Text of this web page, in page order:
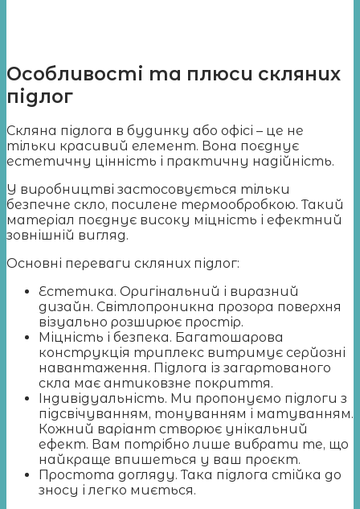
Особливості та плюси скляних
підлог
Скляна підлога в будинку або офісі – це не
тільки красивий елемент. Вона поєднує
естетичну цінність і практичну надійність.
У виробництві застосовується тільки
безпечне скло, посилене термообробкою. Такий
матеріал поєднує високу міцність і ефектний
зовнішній вигляд.
Основні переваги скляних підлог:
Естетика. Оригінальний і виразний
дизайн. Світлопроникна прозора поверхня
візуально розширює простір.
Міцність і безпека. Багатошарова
конструкція триплекс витримує серйозні
навантаження. Підлога із загартованого
скла має антиковзне покриття.
Індивідуальність. Ми пропонуємо підлоги з
підсвічуванням, тонуванням і матуванням.
Кожний варіант створює унікальний
ефект. Вам потрібно лише вибрати те, що
найкраще впишеться у ваш проєкт.
Простота догляду. Така підлога стійка до
зносу і легко миється.